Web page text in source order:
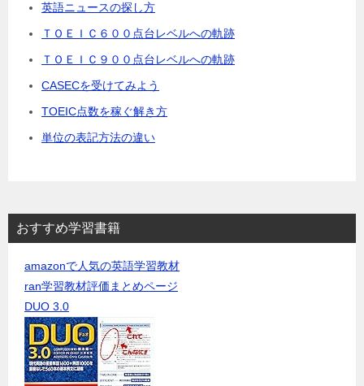
英語ニュースの探し方
ＴＯＥＩＣ６００点台レベルへの軌跡
ＴＯＥＩＣ９００点台レベルへの軌跡
CASECを受けてみよう
TOEIC点数を稼ぐ解き方
単位の表記方法の違い
おすすめ学習書籍
amazonで人気の英語学習教材
ran学習教材評価まとめページ
DUO 3.0